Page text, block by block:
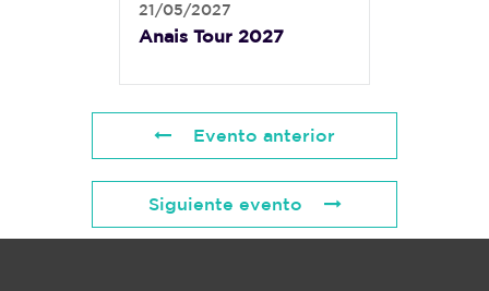
21/05/2027
Anais Tour 2027
Evento anterior
Siguiente evento